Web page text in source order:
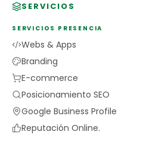
SERVICIOS
SERVICIOS PRESENCIA
Webs & Apps
Branding
E-commerce
Posicionamiento SEO
Google Business Profile
Reputación Online.